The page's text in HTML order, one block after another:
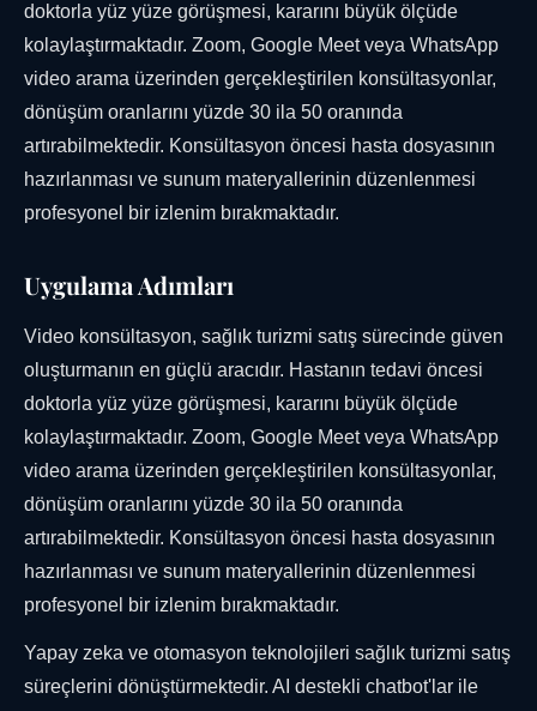
doktorla yüz yüze görüşmesi, kararını büyük ölçüde
kolaylaştırmaktadır. Zoom, Google Meet veya WhatsApp
video arama üzerinden gerçekleştirilen konsültasyonlar,
dönüşüm oranlarını yüzde 30 ila 50 oranında
artırabilmektedir. Konsültasyon öncesi hasta dosyasının
hazırlanması ve sunum materyallerinin düzenlenmesi
profesyonel bir izlenim bırakmaktadır.
Uygulama Adımları
Video konsültasyon, sağlık turizmi satış sürecinde güven
oluşturmanın en güçlü aracıdır. Hastanın tedavi öncesi
doktorla yüz yüze görüşmesi, kararını büyük ölçüde
kolaylaştırmaktadır. Zoom, Google Meet veya WhatsApp
video arama üzerinden gerçekleştirilen konsültasyonlar,
dönüşüm oranlarını yüzde 30 ila 50 oranında
artırabilmektedir. Konsültasyon öncesi hasta dosyasının
hazırlanması ve sunum materyallerinin düzenlenmesi
profesyonel bir izlenim bırakmaktadır.
Yapay zeka ve otomasyon teknolojileri sağlık turizmi satış
süreçlerini dönüştürmektedir. AI destekli chatbot'lar ile